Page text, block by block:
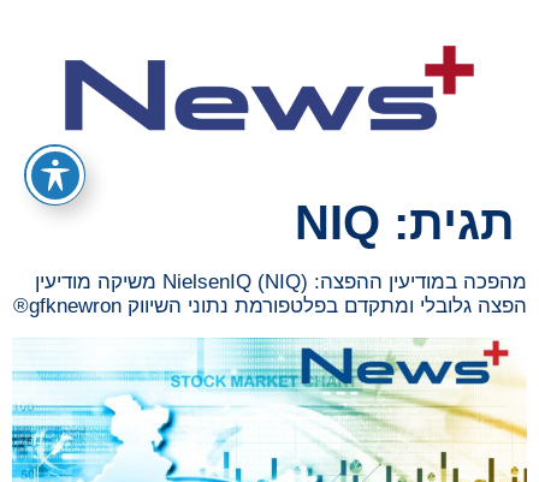
תגית: NIQ
מהפכה במודיעין ההפצה: NielsenIQ (NIQ) משיקה מודיעין
הפצה גלובלי ומתקדם בפלטפורמת נתוני השיווק gfknewron®